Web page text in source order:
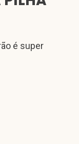
é super